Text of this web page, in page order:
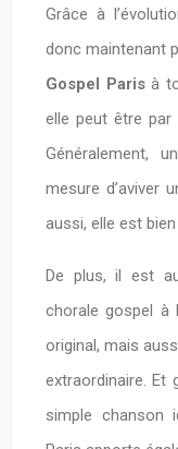
Grâce à
donc maintenant
Gospel Parisà
elle peut être par
Généralement,
mesure d’aviver
aussi, elle est
De plus, il est
chorale gospel à
original, mais
extraordinaire. Et
simple chanson